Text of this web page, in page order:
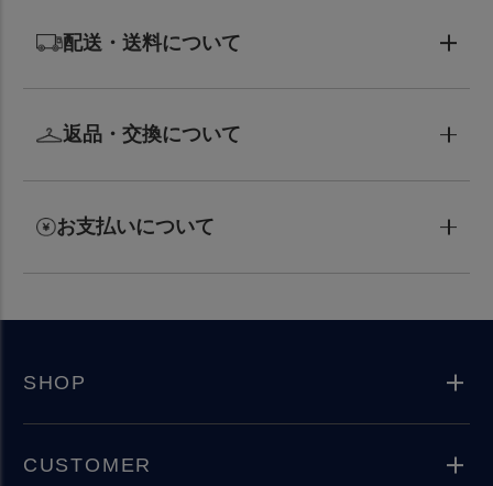
配送・送料について
返品・交換について
お支払いについて
SHOP
CUSTOMER